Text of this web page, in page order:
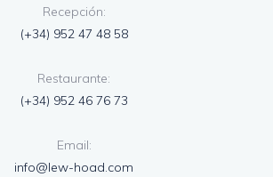
Recepción:
(+34) 952 47 48 58
Restaurante:
(+34) 952 46 76 73
Email:
info@lew-hoad.com